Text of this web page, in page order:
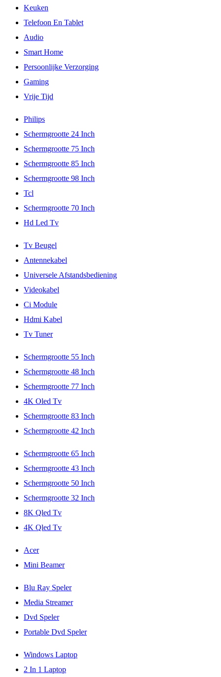
Keuken
Telefoon En Tablet
Audio
Smart Home
Persoonlijke Verzorging
Gaming
Vrije Tijd
Philips
Schermgrootte 24 Inch
Schermgrootte 75 Inch
Schermgrootte 85 Inch
Schermgrootte 98 Inch
Tcl
Schermgrootte 70 Inch
Hd Led Tv
Tv Beugel
Antennekabel
Universele Afstandsbediening
Videokabel
Ci Module
Hdmi Kabel
Tv Tuner
Schermgrootte 55 Inch
Schermgrootte 48 Inch
Schermgrootte 77 Inch
4K Oled Tv
Schermgrootte 83 Inch
Schermgrootte 42 Inch
Schermgrootte 65 Inch
Schermgrootte 43 Inch
Schermgrootte 50 Inch
Schermgrootte 32 Inch
8K Qled Tv
4K Qled Tv
Acer
Mini Beamer
Blu Ray Speler
Media Streamer
Dvd Speler
Portable Dvd Speler
Windows Laptop
2 In 1 Laptop